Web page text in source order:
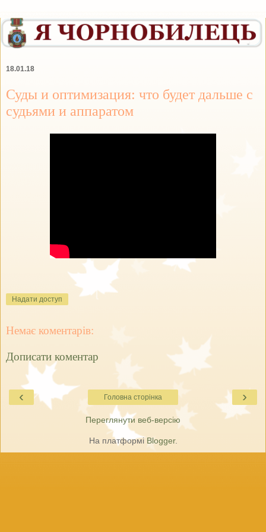
18.01.18
Суды и оптимизация: что будет дальше с
судьями и аппаратом
Надати доступ
Немає коментарів:
Дописати коментар
‹ ›
Головна сторінка
Переглянути веб-версію
На платформі Blogger.